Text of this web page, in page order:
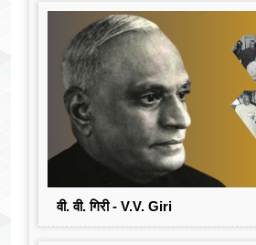
वी. वी. गिरी - V.V. Giri